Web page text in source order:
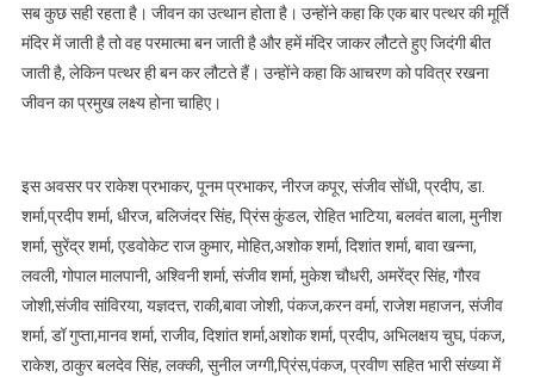
सब कुछ सही रहता है। जीवन का उत्थान होता है। उन्होंने कहा कि एक बार पत्थर की मूर्ति
मंदिर में जाती है तो वह परमात्मा बन जाती है और हमें मंदिर जाकर लौटते हुए जिदंगी बीत
जाती है, लेकिन पत्थर ही बन कर लौटते हैं। उन्होंने कहा कि आचरण को पवित्र रखना
जीवन का प्रमुख लक्ष्य होना चाहिए।
इस अवसर पर राकेश प्रभाकर, पूनम प्रभाकर, नीरज कपूर, संजीव सोंधी, प्रदीप, डा.
शर्मा,प्रदीप शर्मा, धीरज, बलिजंदर सिंह, प्रिंस कुंडल, रोहित भाटिया, बलवंत बाला, मुनीश
शर्मा, सुरेंद्र शर्मा, एडवोकेट राज कुमार, मोहित,अशोक शर्मा, दिशांत शर्मा, बावा खन्ना,
लवली, गोपाल मालपानी, अश्विनी शर्मा, संजीव शर्मा, मुकेश चौधरी, अमरेंद्र सिंह, गौरव
जोशी,संजीव सांविरया, यज्ञदत्त, राकी,बावा जोशी, पंकज,करन वर्मा, राजेश महाजन, संजीव
शर्मा, डॉ गुप्ता,मानव शर्मा, राजीव, दिशांत शर्मा,अशोक शर्मा, प्रदीप, अभिलक्षय चुघ, पंकज,
राकेश, ठाकुर बलदेव सिंह, लक्की, सुनील जग्गी,प्रिंस,पंकज, प्रवीण सहित भारी संख्या में